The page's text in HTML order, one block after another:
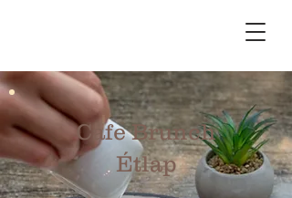
Cafe Brunch
Étlap